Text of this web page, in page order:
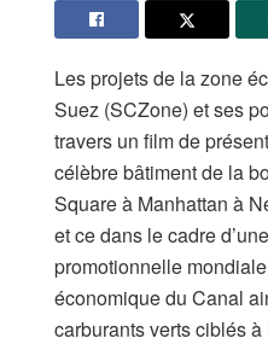
Les projets de la zone
Suez (SCZone) et ses
travers un film de
célèbre bâtiment de la
Square à Manhattan à
et ce dans le cadre
promotionnelle
économique du Canal
carburants verts ciblés